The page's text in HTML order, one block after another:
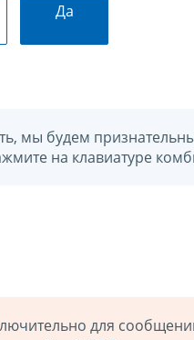
Да
мы будем
на клавиатуре
для